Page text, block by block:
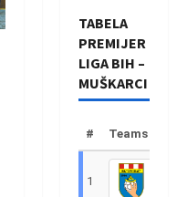
TABELA
PREMIJER
LIGA BIH –
MUŠKARCI
# Teams
1